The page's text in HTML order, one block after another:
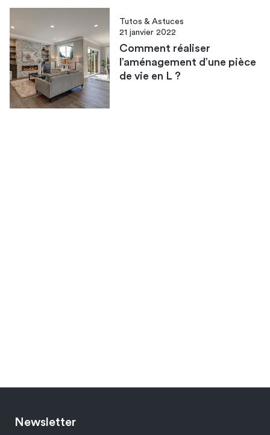
Tutos & Astuces
21 janvier 2022
Comment réaliser
l’aménagement d’une pièce
de vie en L ?
Newsletter